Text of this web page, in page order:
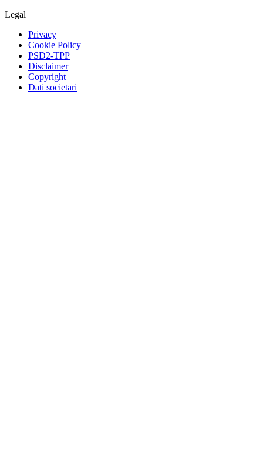
Legal
Privacy
Cookie Policy
PSD2-TPP
Disclaimer
Copyright
Dati societari